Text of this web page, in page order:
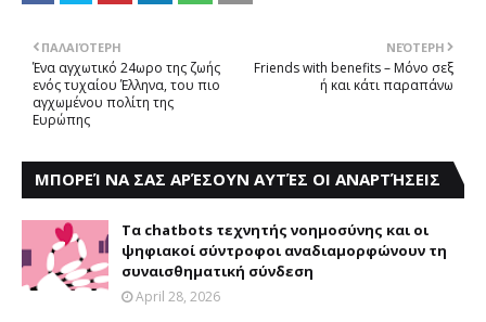
ΝΕΌΤΕΡΗ
Friends with benefits – Μόνο σεξ
ή και κάτι παραπάνω
ΠΑΛΑΙΌΤΕΡΗ
Ένα αγχωτικό 24ωρο της ζωής
ενός τυχαίου Έλληνα, του πιο
αγχωμένου πολίτη της
Ευρώπης
ΜΠΟΡΕΊ ΝΑ ΣΑΣ ΑΡΈΣΟΥΝ ΑΥΤΈΣ ΟΙ ΑΝΑΡΤΉΣΕΙΣ
Τα chatbots τεχνητής νοημοσύνης και οι
ψηφιακοί σύντροφοι αναδιαμορφώνουν τη
συναισθηματική σύνδεση
April 28, 2026